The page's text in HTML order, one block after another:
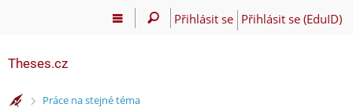
Přihlásit se Přihlásit se (EduID)
Theses.cz
>Práce na stejné téma